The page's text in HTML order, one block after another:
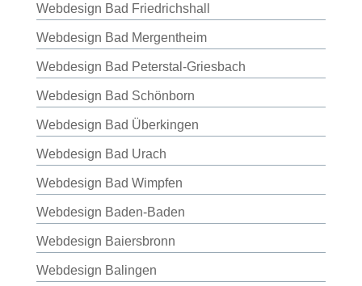
Webdesign Bad Friedrichshall
Webdesign Bad Mergentheim
Webdesign Bad Peterstal-Griesbach
Webdesign Bad Schönborn
Webdesign Bad Überkingen
Webdesign Bad Urach
Webdesign Bad Wimpfen
Webdesign Baden-Baden
Webdesign Baiersbronn
Webdesign Balingen